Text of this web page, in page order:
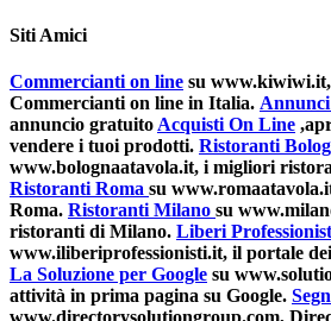
Siti Amici
Commercianti on line su
Commercianti on line in Italia.
annuncio gratuitoAcquisti On Line
vendere i tuoi prodotti. Ristoranti
www.bolognaatavola.it, i migliori
Ristoranti Roma su
Roma. Ristoranti Milano su
ristoranti di Milano. Liberi
www.iliberiprofessionisti.it, il portale
La Soluzione per Google su
attività in prima pagina su Google.